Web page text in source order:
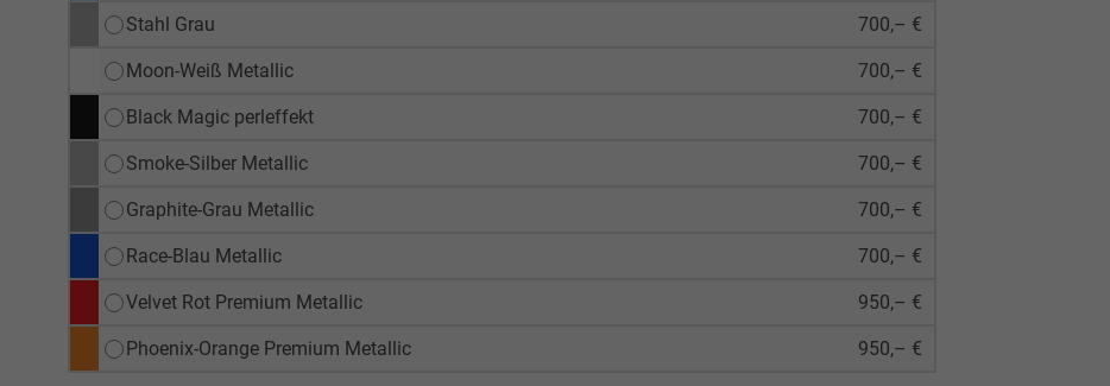
Stahl Grau 700,– €
Moon-Weiß Metallic 700,– €
Black Magic perleffekt 700,– €
Smoke-Silber Metallic 700,– €
Graphite-Grau Metallic 700,– €
Race-Blau Metallic 700,– €
Velvet Rot Premium Metallic 950,– €
Phoenix-Orange Premium Metallic 950,– €